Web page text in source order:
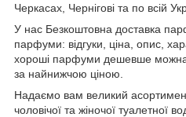
Черкасах, Чернігові та по всій
У нас Безкоштовна доставка
парфуми: відгуки, ціна, опис,
хороші парфуми дешевше можна
за найнижчою ціною.
Надаємо вам великий
чоловічої та жіночої туалетної